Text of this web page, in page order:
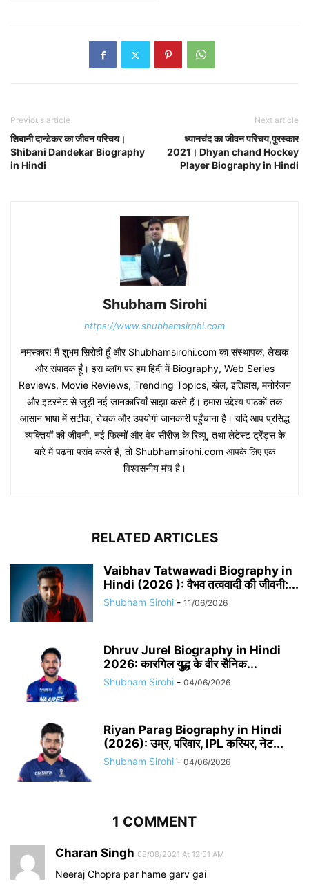
Previous article
शिबानी दान्डेकर का जीवन परिचय।
Shibani Dandekar Biography
in Hindi
Next article
ध्यानचंद का जीवन परिचय,पुरस्कार
2021। Dhyan chand Hockey
Player Biography in Hindi
Shubham Sirohi
https://www.shubhamsirohi.com
नमस्कार! मैं शुभम सिरोही हूँ और Shubhamsirohi.com का संस्थापक, लेखक
और संपादक हूँ। इस ब्लॉग पर हम हिंदी में Biography, Web Series
Reviews, Movie Reviews, Trending Topics, खेल, इतिहास, मनोरंजन
और इंटरनेट से जुड़ी नई जानकारियाँ साझा करते हैं। हमारा उद्देश्य पाठकों तक
आसान भाषा में सटीक, रोचक और उपयोगी जानकारी पहुँचाना है। यदि आप प्रसिद्ध
व्यक्तियों की जीवनी, नई फिल्मों और वेब सीरीज़ के रिव्यू, तथा लेटेस्ट ट्रेंड्स के
बारे में पढ़ना पसंद करते हैं, तो Shubhamsirohi.com आपके लिए एक
विश्वसनीय मंच है।
RELATED ARTICLES
Vaibhav Tatwawadi Biography in
Hindi (2026 ): वैभव तत्ववादी की जीवनी:...
Shubham Sirohi - 11/06/2026
Dhruv Jurel Biography in Hindi
2026: कारगिल युद्ध के वीर सैनिक...
Shubham Sirohi - 04/06/2026
Riyan Parag Biography in Hindi
(2026): उम्र, परिवार, IPL करियर, नेट...
Shubham Sirohi - 04/06/2026
1 COMMENT
Charan Singh 08/08/2021 At 12:51 AM
Neeraj Chopra par hame garv gai